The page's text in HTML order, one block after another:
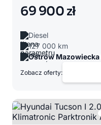
69 900 zł
Diesel
127 000 km
Ostrów
Zobacz oferty: